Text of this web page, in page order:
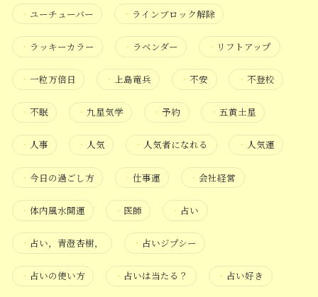
・ ユーチューバー ・ ラインブロック解除
・ ラッキーカラー ・ ラベンダー ・ リフトアップ
・ 一粒万倍日 ・上島竜兵 ・不安 ・ 不登校
・ 不眠 ・九星気学 ・予約 ・ 五黄土星
・ 人事 ・ 人気 ・ 人気者になれる ・ 人気運
・ 今日の過ごし方 ・仕事運 ・会社経営
・ 体内風水開運 ・ 医師 ・ 占い
・ 占い，青澄杏樹， ・ 占いジプシー
・ 占いの使い方 ・ 占いは当たる？ ・ 占い好き